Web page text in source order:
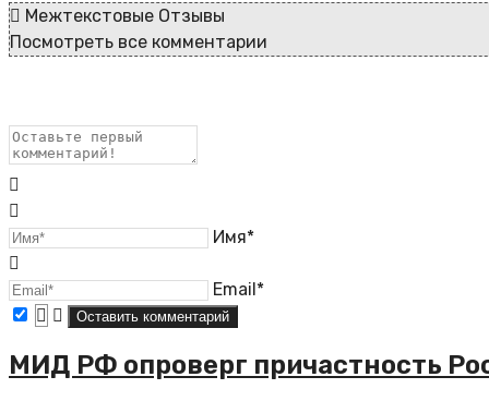
Межтекстовые Отзывы
Посмотреть все комментарии
Имя*
Email*
МИД РФ опроверг причастность